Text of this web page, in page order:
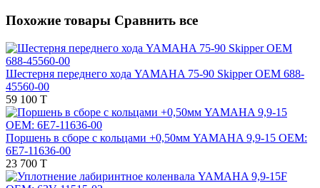
Похожие товары Сравнить все
Шестерня переднего хода YAMAHA 75-90 Skipper OEM 688-
45560-00
59 100 T
Поршень в сборе с кольцами +0,50мм YAMAHA 9,9-15 OEM:
6E7-11636-00
23 700 T